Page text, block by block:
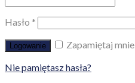
Hasło *
Logowanie
Zapamiętaj mnie
Nie pamiętasz hasła?